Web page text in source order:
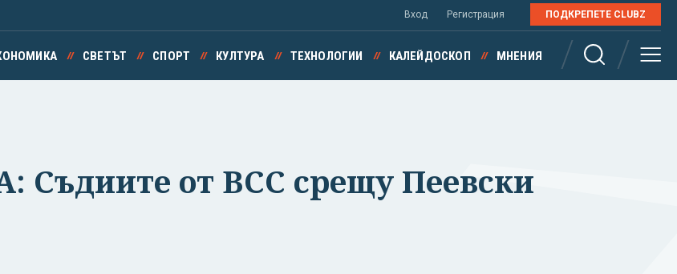
Вход Регистрация ПОДКРЕПЕТЕ CLUBZ
СВЕТЪТ СПОРТ КУЛТУРА ТЕХНОЛОГИИ КАЛЕЙДОСКОП МНЕНИЯ
от ВСС срещу Пеевски